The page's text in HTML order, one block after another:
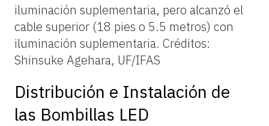
iluminación suplementaria, pero alcanzó el
cable superior (18 pies o 5.5 metros) con
iluminación suplementaria. Créditos:
Shinsuke Agehara, UF/IFAS
Distribución e Instalación de
las Bombillas LED